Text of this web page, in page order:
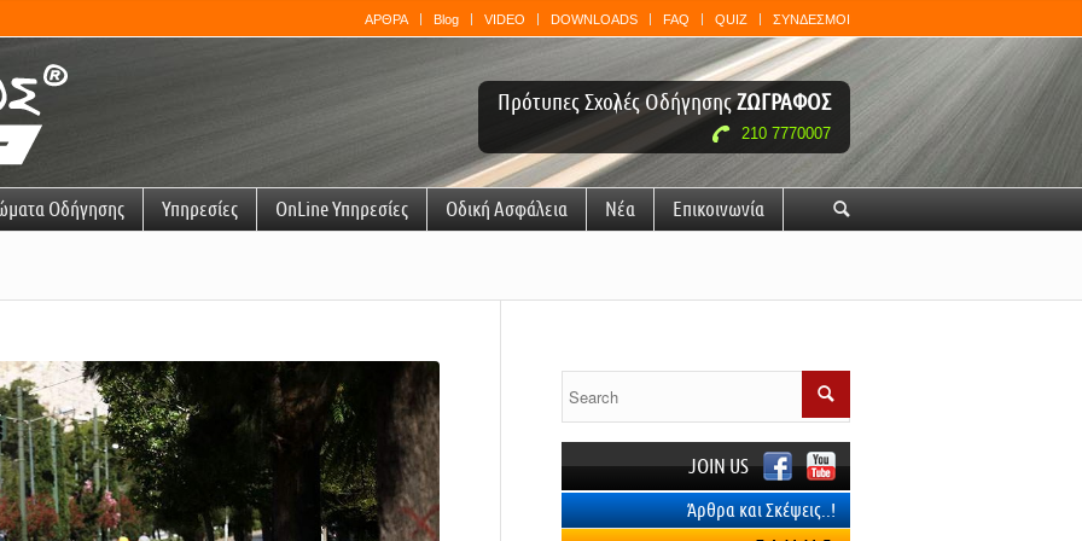
ΑΡΘΡΑ Blog VIDEO DOWNLOADS FAQ QUIZ ΣΥΝΔΕΣΜΟΙ
Πρότυπες Σχολές ΟδήγησηςΖΩΓΡΑΦΟΣ
210 7770007
Οδήγησης Υπηρεσίες OnLine Υπηρεσίες Οδική Ασφάλεια Νέα Επικοινωνία 🔍
JOIN US
Άρθρα και Σκέψεις..!